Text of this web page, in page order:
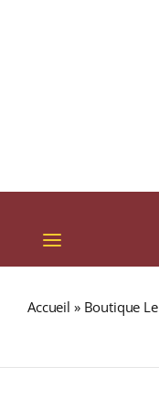
Toggle
Navigation
SPIRITUEUX
Accueil » Boutique